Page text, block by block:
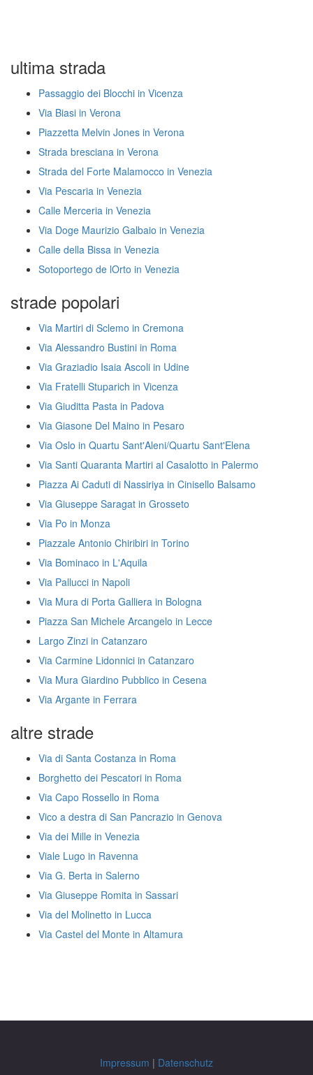
ultima strada
Passaggio dei Blocchi in Vicenza
Via Biasi in Verona
Piazzetta Melvin Jones in Verona
Strada bresciana in Verona
Strada del Forte Malamocco in Venezia
Via Pescaria in Venezia
Calle Merceria in Venezia
Via Doge Maurizio Galbaio in Venezia
Calle della Bissa in Venezia
Sotoportego de lOrto in Venezia
strade popolari
Via Martiri di Sclemo in Cremona
Via Alessandro Bustini in Roma
Via Graziadio Isaia Ascoli in Udine
Via Fratelli Stuparich in Vicenza
Via Giuditta Pasta in Padova
Via Giasone Del Maino in Pesaro
Via Oslo in Quartu Sant'Aleni/Quartu Sant'Elena
Via Santi Quaranta Martiri al Casalotto in Palermo
Piazza Ai Caduti di Nassiriya in Cinisello Balsamo
Via Giuseppe Saragat in Grosseto
Via Po in Monza
Piazzale Antonio Chiribiri in Torino
Via Bominaco in L'Aquila
Via Pallucci in Napoli
Via Mura di Porta Galliera in Bologna
Piazza San Michele Arcangelo in Lecce
Largo Zinzi in Catanzaro
Via Carmine Lidonnici in Catanzaro
Via Mura Giardino Pubblico in Cesena
Via Argante in Ferrara
altre strade
Via di Santa Costanza in Roma
Borghetto dei Pescatori in Roma
Via Capo Rossello in Roma
Vico a destra di San Pancrazio in Genova
Via dei Mille in Venezia
Viale Lugo in Ravenna
Via G. Berta in Salerno
Via Giuseppe Romita in Sassari
Via del Molinetto in Lucca
Via Castel del Monte in Altamura
Impressum | Datenschutz